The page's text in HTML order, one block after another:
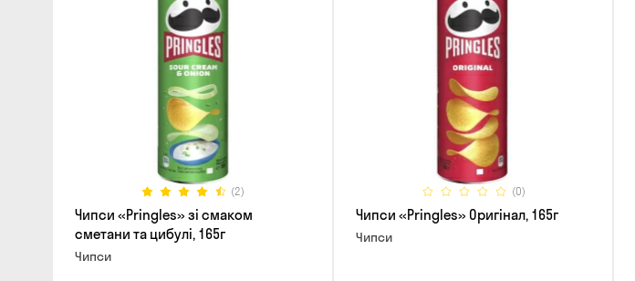
(2)
Чипси «Pringles» зі смаком
сметани та цибулі, 165г
Чипси
(0)
Чипси «Pringles» Оригінал, 165г
Чипси